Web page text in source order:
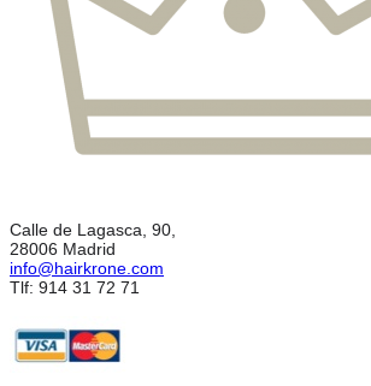
Calle de Lagasca, 90,
28006 Madrid
info@hairkrone.com
Tlf: 914 31 72 71